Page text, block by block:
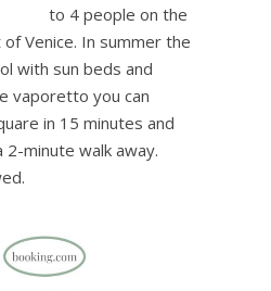
to 4 people on the
Venice. In summer the
with sun beds and
vaporetto you can
in 15 minutes and
2-minute walk away.